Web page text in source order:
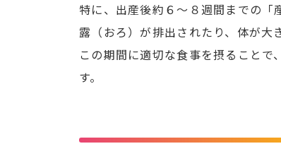
特に、出産後約６〜８週間までの
露（おろ）が排出されたり、体が大
この期間に適切な食事を摂ること
す。